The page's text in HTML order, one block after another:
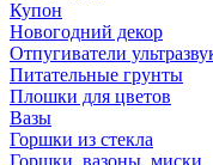
Купон
Новогодний декор
Отпугиватели
Питательные грунты
Плошки для цветов
Вазы
Горшки из стекла
Горшки, вазоны, миски